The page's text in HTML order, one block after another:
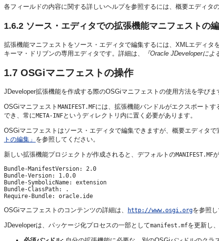
各フィールドの内容に関する詳しいヘルプを参照するには、概要エディタ
1.6.2 ソース・エディタでの拡張機能マニフェストの
拡張機能マニフェストをソース・エディタで編集するには、XMLエディ
キーマ・ドリブンの専用エディタです。詳細は、
『Oracle JDeveloperに
1.7 OSGiマニフェストの操作
JDeveloper拡張機能を作成する際のOSGiマニフェストの使用方法を学びま
OSGiマニフェスト MANIFEST.MFには、拡張機能バンドルがエクスポート
でき、常に META-INFというディレクトリ内に置く必要があります。
OSGiマニフェストはソース・エディタで編集できますが、概要エディタ
トの編集」 を参照してください。
新しい拡張機能プロジェクトが作成されると、デフォルトのMANIFEST.MF
Bundle-ManifestVersion: 2.0
Bundle-Version: 1.0.0
Bundle-SymbolicName: extension
Bundle-ClassPath: .
OSGiマニフェストのコンテンツの詳細は、 http://www.osgi.orgを参照
JDeveloperは、パッケージ化プロセスの一部としてmanifest.mfを更新し